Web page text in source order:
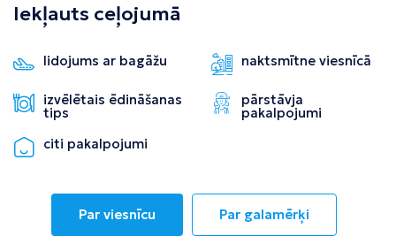
Iekļauts ceļojumā
lidojums ar bagāžu naktsmītne viesnīcā
izvēlētais ēdināšanas
tips
pārstāvja
pakalpojumi
citi pakalpojumi
Par viesnīcu Par galamērķi